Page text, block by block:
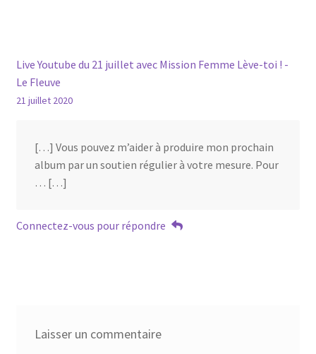
Live Youtube du 21 juillet avec Mission Femme Lève-toi ! -
Le Fleuve
21 juillet 2020
[…] Vous pouvez m’aider à produire mon prochain
album par un soutien régulier à votre mesure. Pour
… […]
Connectez-vous pour répondre
Laisser un commentaire